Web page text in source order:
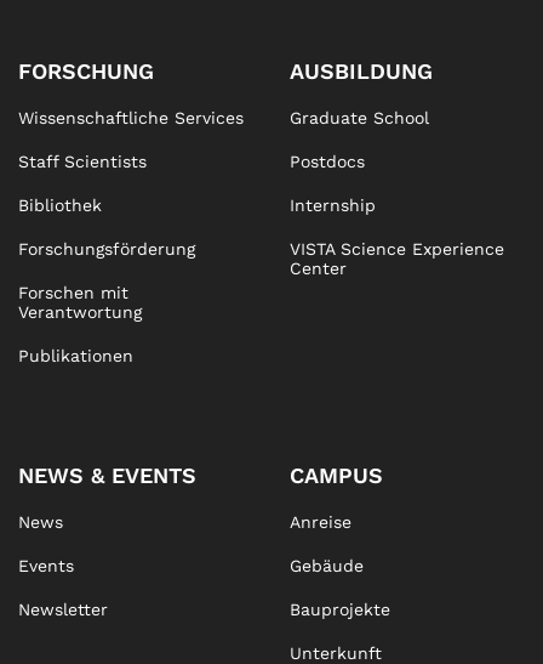
FORSCHUNG
Wissenschaftliche Services
Staff Scientists
Bibliothek
Forschungsförderung
Forschen mit
Verantwortung
Publikationen
AUSBILDUNG
Graduate School
Postdocs
Internship
VISTA Science Experience
Center
NEWS & EVENTS
News
Events
Newsletter
CAMPUS
Anreise
Gebäude
Bauprojekte
Unterkunft